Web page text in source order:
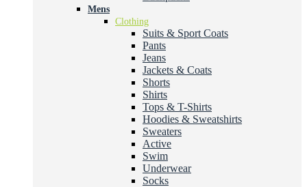
Mens
Clothing
Suits & Sport Coats
Pants
Jeans
Jackets & Coats
Shorts
Shirts
Tops & T-Shirts
Hoodies & Sweatshirts
Sweaters
Active
Swim
Underwear
Socks